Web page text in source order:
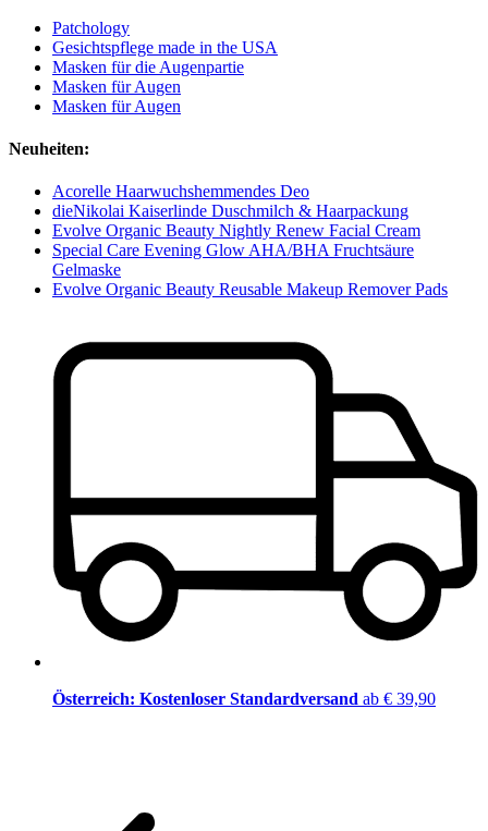
Patchology
Gesichtspflege made in the USA
Masken für die Augenpartie
Masken für Augen
Masken für Augen
Neuheiten:
Acorelle Haarwuchshemmendes Deo
dieNikolai Kaiserlinde Duschmilch & Haarpackung
Evolve Organic Beauty Nightly Renew Facial Cream
Special Care Evening Glow AHA/BHA Fruchtsäure
Gelmaske
Evolve Organic Beauty Reusable Makeup Remover Pads
Österreich: Kostenloser Standardversand ab € 39,90